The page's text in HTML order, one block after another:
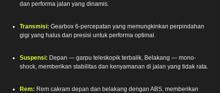
dan performa jalan yang dinamis.
Transmisi: Gearbox 6-percepatan yang memungkinkan perpindahan
gigi yang halus dan presisi untuk performa optimal.
Suspensi: Depan — garpu teleskopik terbalik, Belakang — mono-
shock, memberikan stabilitas dan kenyamanan di jalan yang tidak rata.
Rem: Rem cakram depan dan belakang dengan ABS, memberikan